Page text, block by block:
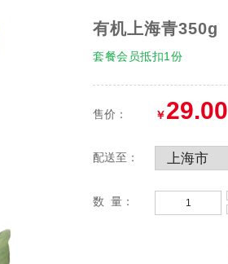
有机上海青350g
套餐会员抵扣1份
售价： ￥29.00
配送至：
数 量：